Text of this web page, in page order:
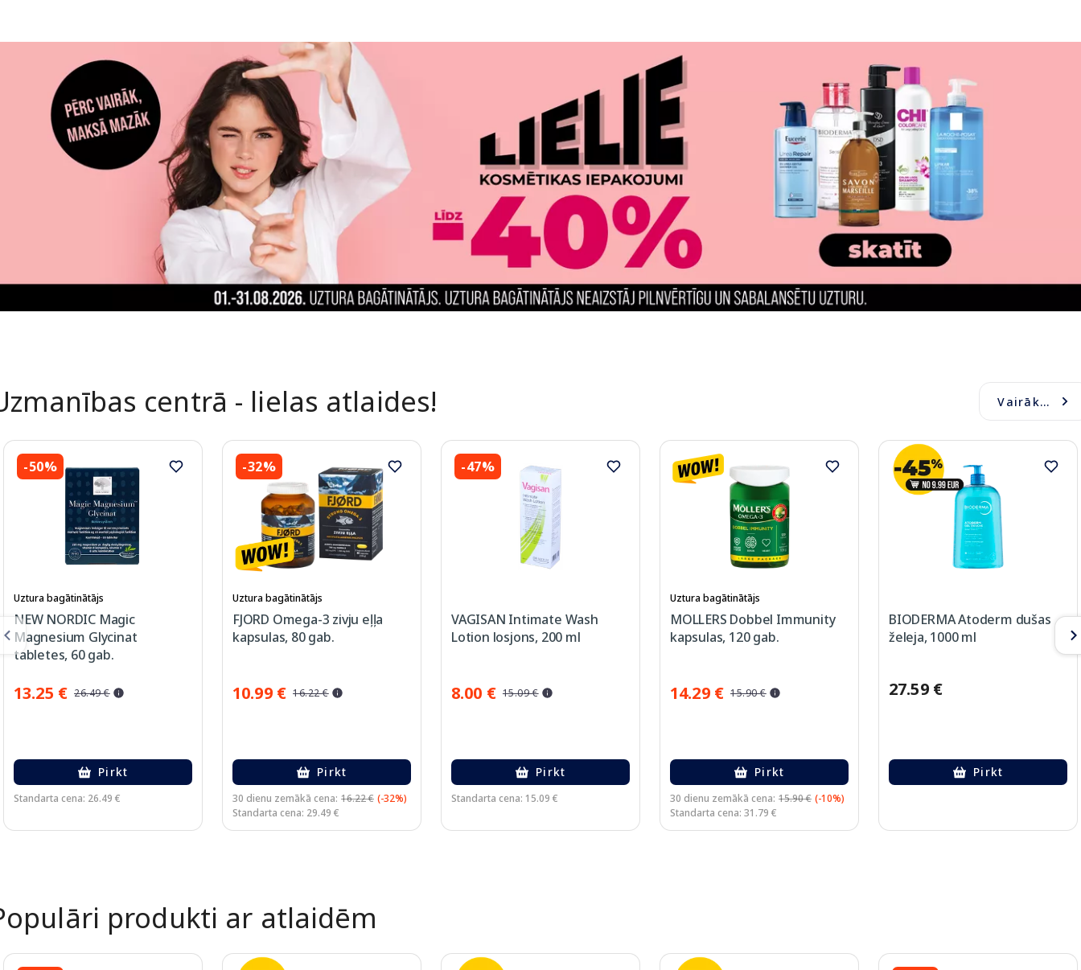
centrā - lielas atlaides! Vairāk...
-50%
Uztura bagātinātājs
NEW NORDIC Magic
Magnesium Glycinat
tabletes, 60 gab.
13.25 € 26.49 €
Pirkt
Standarta cena: 26.49 €
-32%
Uztura bagātinātājs
FJORD Omega-3 zivju eļļa
kapsulas, 80 gab.
10.99 € 16.22 €
Pirkt
30 dienu zemākā cena: 16.22 € (-32%)
Standarta cena: 29.49 €
-47%
VAGISAN Intimate Wash
Lotion losjons, 200 ml
8.00 € 15.09 €
Pirkt
Standarta cena: 15.09 €
Uztura bagātinātājs
MOLLERS Dobbel Immunity
kapsulas, 120 gab.
14.29 € 15.90 €
Pirkt
30 dienu zemākā cena: 15.90 € (-10%)
Standarta cena: 31.79 €
BIODERMA Atoderm dušas
želeja, 1000 ml
27.59 €
Pirkt
produkti ar atlaidēm